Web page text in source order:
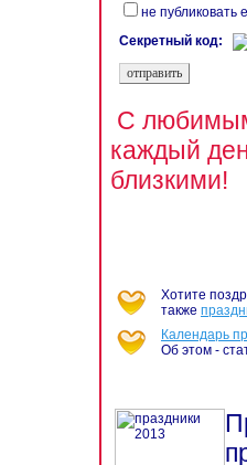
не публиковать
Секретный код:
С
каждый
близкими!
Хотите
также
Календарь
Об этом -